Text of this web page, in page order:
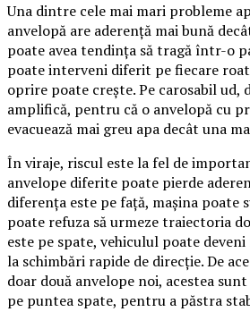
Una dintre cele mai mari probleme
anvelopă are aderență mai bună
poate avea tendința să tragă într-o
poate interveni diferit pe fiecare
oprire poate crește. Pe carosabil ud,
amplifică, pentru că o anvelopă cu
evacuează mai greu apa decât una
În viraje, riscul este la fel de
anvelope diferite poate pierde
diferența este pe față, mașina poate
poate refuza să urmeze traiectoria
este pe spate, vehiculul poate
la schimbări rapide de direcție. De
doar două anvelope noi, acestea
pe puntea spate, pentru a păstra